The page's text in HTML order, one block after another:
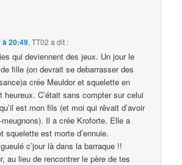
à 20:49,TT02 a dit :
qui deviennent des jeux. Un jour le
fille (on devrait se debarrasser des
crée Meuldor et squelette en
heureux. C’était sans compter sur celui
est mon fils (et moi qui rêvait d’avoir
Il a crée Kroforte. Elle a
squelette est morte d’ennuie.
c’jour là dans la barraque !!
au lieu de rencontrer le père de tes